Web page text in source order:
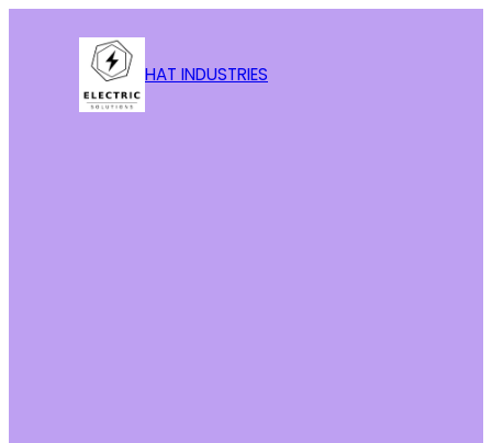
HAT INDUSTRIES